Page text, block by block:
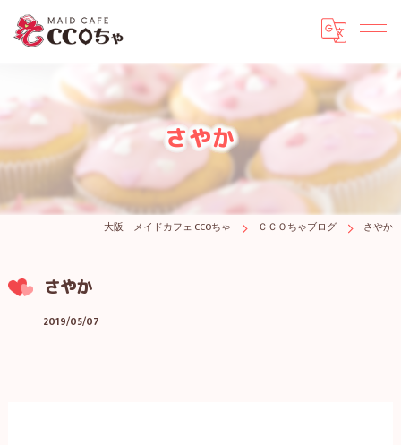
さやか
大阪 メイドカフェ CCOちゃ ＣＣＯちゃブログ さやか
さやか
2019/05/07